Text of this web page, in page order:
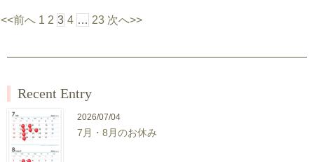
<<前へ 1 2 3 4 … 23 次へ>>
Recent Entry
2026/07/04
7月・8月のお休み